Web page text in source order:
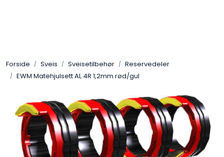
Forside Sveis Sveisetilbehør
Reservedeler
EWM Matehjulsett AL 4R 1,2mm rød/gul
Pakning
Automasjon
Slitasjeteknikk